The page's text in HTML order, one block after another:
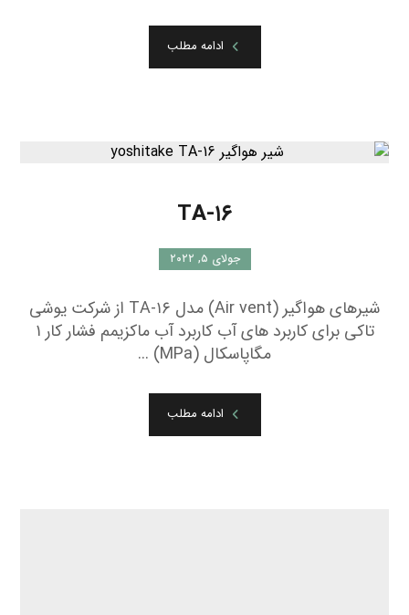
ادامه مطلب
TA-۱۶
جولای ۵, ۲۰۲۲
شیرهای هواگیر (Air vent) مدل TA-۱۶ از شرکت یوشی
تاکی برای کاربرد های آب کاربرد آب ماکزیمم فشار کار ۱
مگاپاسکال (MPa) ...
ادامه مطلب